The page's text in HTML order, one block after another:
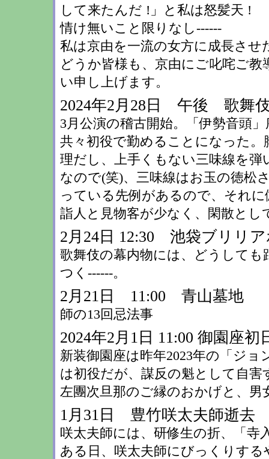
して来たんだ !」と私は怒髪天 !
情け無いこと限りなし------
私は京由を一流の女方に成長させ
どうか皆様も、京由にご叱咤ご
い申し上げます。
2024年2月28日 午後 歌舞
3月公演の稽古開始。「伊勢音頭
共々初役で勤めることになった
理だし、上手くもない三味線を
なので(笑)、三味線はお玉の徳松
っている先例があるので、それ
詣人と見物客が少なく、閑散と
2月24日 12:30 池袋ブリリ
歌舞伎の幕内物には、どうして
つく------。
2月21日 11:00 青山墓地
師の13回忌法事
2024年2月1日 11:00 御園座初
新装御園座は昨年2023年の「ジ
は初役だが、謀反の魁として自
左團次旦那のご縁のおかげと、
1月31日 豊竹咲太夫師逝去
咲太夫師には、研修生の折、「寺
ある日、咲太夫師にびっくりす